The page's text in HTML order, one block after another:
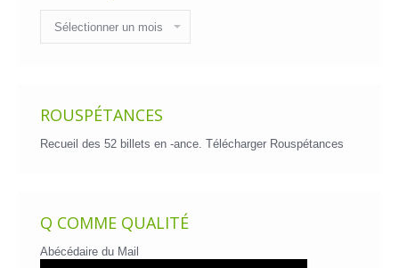
des
billets
ROUSPÉTANCES
Recueil des 52 billets en -ance. Télécharger Rouspétances
Q COMME QUALITÉ
Abécédaire du Mail